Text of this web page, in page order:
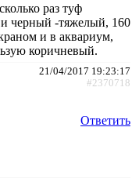
раз туф
черный -тяжелый, 160
и в аквариум,
коричневый.
21/04/2017 19:23:17
#2370718
Ответить